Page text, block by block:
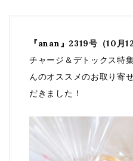
『anan』2319号（10月
チャージ＆デトックス特
んのオススメのお取り寄
だきました！